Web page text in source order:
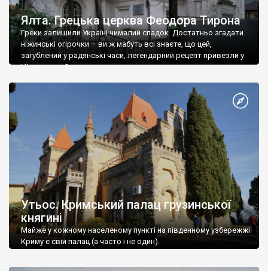
Ялта. Грецька церква Феодора Тирона
Греки залишили Україні чималий спадок. Достатньо згадати
ніжинські огірочки – ви ж мабуть всі знаєте, що цей,
загублений у радянські часи, легендарний рецепт привезли у
Ніжин греки?
Утьос. Кримський палац грузинської
княгині
Майже у кожному населеному пункті на південному узбережжі
Криму є свій палац (а часто і не один).